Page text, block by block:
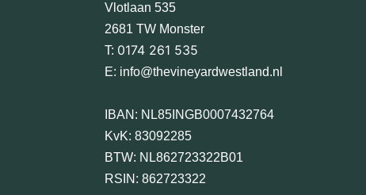
Vlotlaan 535
2681 TW Monster
T: 0174 261 535
E: info@thevineyardwestland.nl
IBAN: NL85INGB0007432764
KvK: 83092285
BTW: NL862723322B01
RSIN: 862723322